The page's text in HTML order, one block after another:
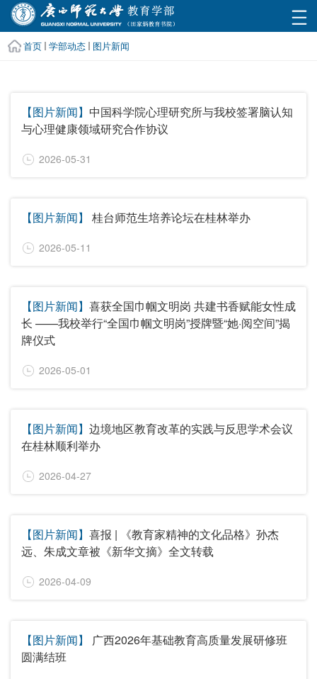
首页 学部动态 图片新闻
【图片新闻】 中国科学院心理研究所与我校签署脑认知
与心理健康领域研究合作协议
2026-05-31
【图片新闻】 桂台师范生培养论坛在桂林举办
2026-05-11
【图片新闻】 喜获全国巾帼文明岗 共建书香赋能女性成
长 ——我校举行“全国巾帼文明岗”授牌暨“她·阅空间”揭
牌仪式
2026-05-01
【图片新闻】 边境地区教育改革的实践与反思学术会议
在桂林顺利举办
2026-04-27
【图片新闻】 喜报 | 《教育家精神的文化品格》孙杰
远、朱成文章被《新华文摘》全文转载
2026-04-09
【图片新闻】
广西2026年基础教育高质量发展研修班
圆满结班